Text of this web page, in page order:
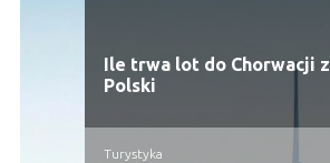
Ile trwa lot do Chorwacji z
Polski
Turystyka